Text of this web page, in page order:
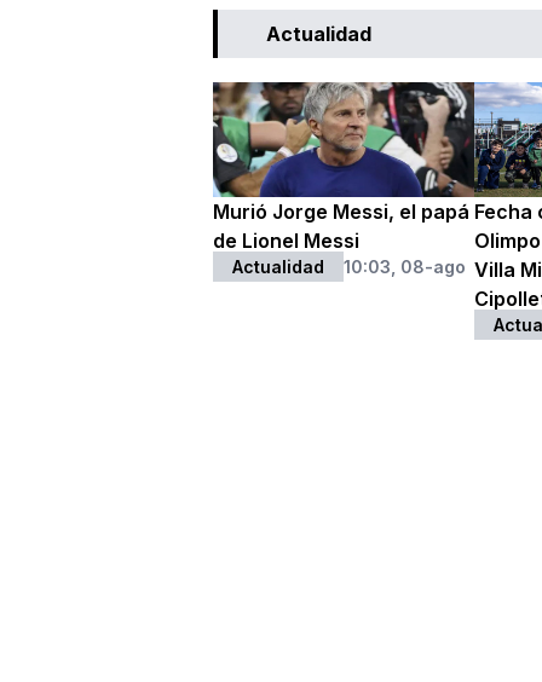
Actualidad
Murió Jorge Messi, el papá
de Lionel Messi
Actualidad 10:03, 08-ago
Fecha
Villa